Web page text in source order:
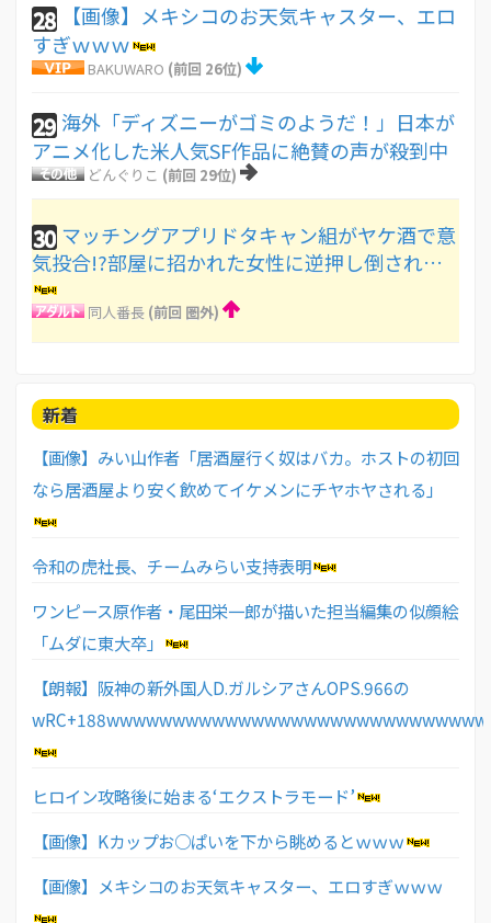
28
【画像】メキシコのお天気キャスター、エロ
すぎｗｗｗ
BAKUWARO (前回 26位)
29 海外「ディズニーがゴミのようだ！」日本が
アニメ化した米人気SF作品に絶賛の声が殺到中
どんぐりこ (前回 29位)
30 マッチングアプリドタキャン組がヤケ酒で意
気投合!?部屋に招かれた女性に逆押し倒され…
同人番長 (前回 圏外)
新着
【画像】みい山作者「居酒屋行く奴はバカ。ホストの初回
なら居酒屋より安く飲めてイケメンにチヤホヤされる」
令和の虎社長、チームみらい支持表明
ワンピース原作者・尾田栄一郎が描いた担当編集の似顔絵
「ムダに東大卒」
【朗報】阪神の新外国人D.ガルシアさんOPS.966の
ヒロイン攻略後に始まる‘エクストラモード’
【画像】Kカップお○ぱいを下から眺めるとｗｗｗ
【画像】メキシコのお天気キャスター、エロすぎｗｗｗ